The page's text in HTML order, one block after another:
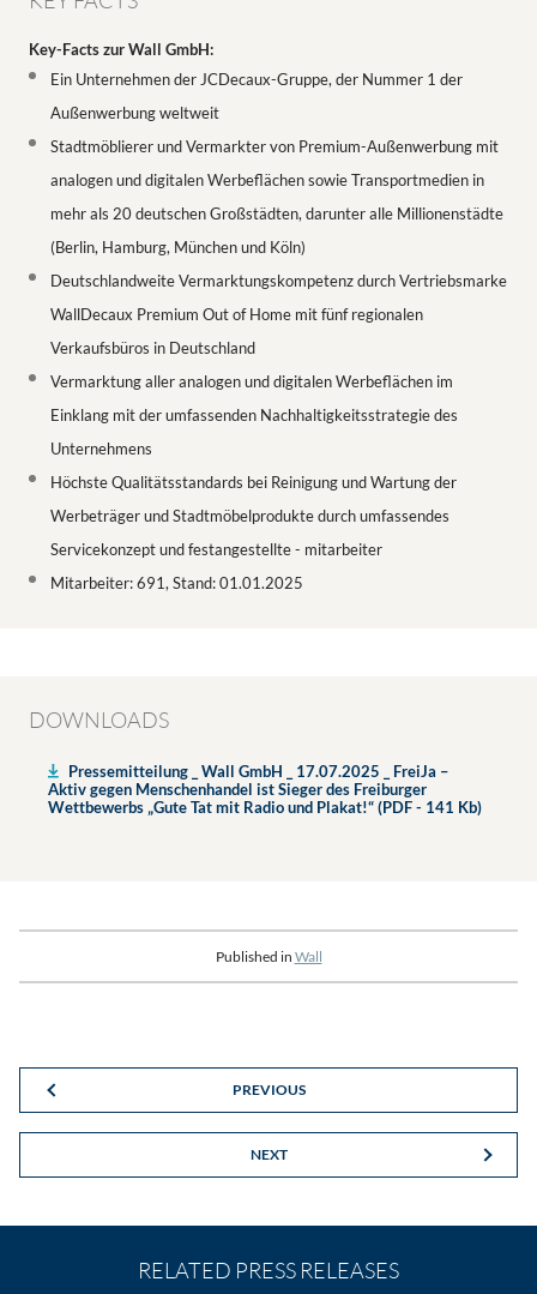
Key-Facts zur Wall GmbH:
Ein Unternehmen der JCDecaux-Gruppe, der Nummer 1 der
Außenwerbung weltweit
Stadtmöblierer und Vermarkter von Premium-Außenwerbung mit
analogen und digitalen Werbeflächen sowie Transportmedien in
mehr als 20 deutschen Großstädten, darunter alle Millionenstädte
(Berlin, Hamburg, München und Köln)
Deutschlandweite Vermarktungskompetenz durch Vertriebsmarke
WallDecaux Premium Out of Home mit fünf regionalen
Verkaufsbüros in Deutschland
Vermarktung aller analogen und digitalen Werbeflächen im
Einklang mit der umfassenden Nachhaltigkeitsstrategie des
Unternehmens
Höchste Qualitätsstandards bei Reinigung und Wartung der
Werbeträger und Stadtmöbelprodukte durch umfassendes
Servicekonzept und festangestellte - mitarbeiter
Mitarbeiter: 691, Stand: 01.01.2025
DOWNLOADS
Pressemitteilung _ Wall GmbH _ 17.07.2025 _ FreiJa –
Aktiv gegen Menschenhandel ist Sieger des Freiburger
Wettbewerbs „Gute Tat mit Radio und Plakat!“ (PDF - 141 Kb)
Published in Wall
PREVIOUS
NEXT
RELATED PRESS RELEASES